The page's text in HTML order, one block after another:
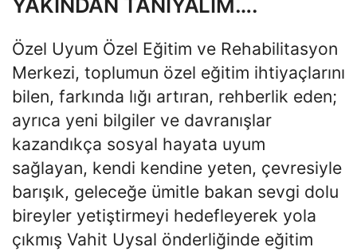
Özel Uyum Özel Eğitim ve Rehabilitasyon
Merkezi, toplumun özel eğitim ihtiyaçlarını
bilen, farkında lığı artıran, rehberlik eden;
ayrıca yeni bilgiler ve davranışlar
kazandıkça sosyal hayata uyum
sağlayan, kendi kendine yeten, çevresiyle
barışık, geleceğe ümitle bakan sevgi dolu
bireyler yetiştirmeyi hedefleyerek yola
çıkmış Vahit Uysal önderliğinde eğitim